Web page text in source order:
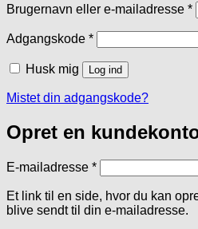
Brugernavn eller e-mailadresse *
Adgangskode *Påkrævet
Husk mig Log ind
Mistet din adgangskode?
Opret en
E-mailadresse *Påkrævet
Et link til en side, hvor du kan
blive sendt til din e-mailadresse.